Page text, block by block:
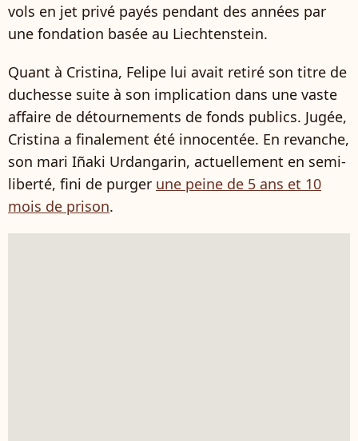
vols en jet privé payés pendant des années par
une fondation basée au Liechtenstein.
Quant à Cristina, Felipe lui avait retiré son titre de
duchesse suite à son implication dans une vaste
affaire de détournements de fonds publics. Jugée,
Cristina a finalement été innocentée. En revanche,
son mari Iñaki Urdangarin, actuellement en semi-
liberté, fini de purger une peine de 5 ans et 10
mois de prison.